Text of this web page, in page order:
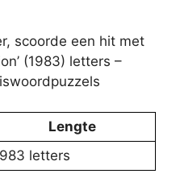
scoorde een hit met
(1983) letters –
Lengte
letters